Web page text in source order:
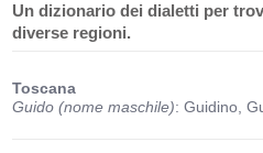
Un dizionario dei dialetti per
diverse regioni.
Toscana
Guido (nome maschile): Guidino,